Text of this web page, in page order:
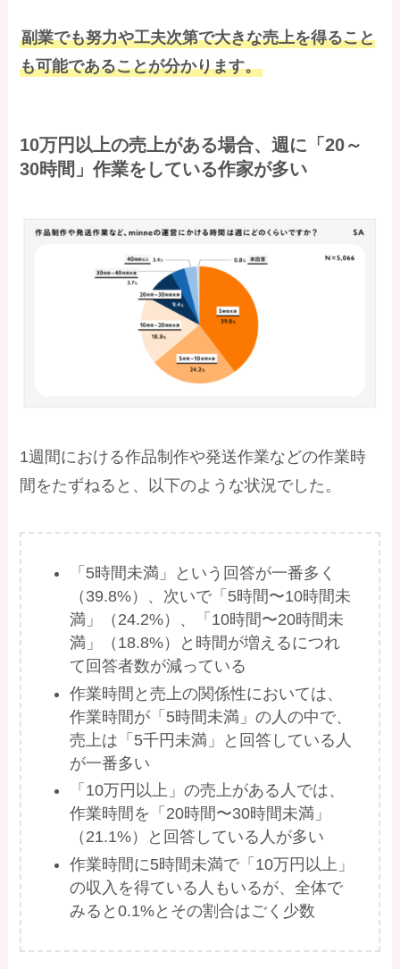
副業でも努力や工夫次第で大きな売上を得ること
も可能であることが分かります。
10万円以上の売上がある場合、週に「20～
30時間」作業をしている作家が多い
1週間における作品制作や発送作業などの作業時
間をたずねると、以下のような状況でした。
「5時間未満」という回答が一番多く
（39.8%）、次いで「5時間〜10時間未
満」（24.2%）、「10時間〜20時間未
満」（18.8%）と時間が増えるにつれ
て回答者数が減っている
作業時間と売上の関係性においては、
作業時間が「5時間未満」の人の中で、
売上は「5千円未満」と回答している人
が一番多い
「10万円以上」の売上がある人では、
作業時間を「20時間〜30時間未満」
（21.1%）と回答している人が多い
作業時間に5時間未満で「10万円以上」
の収入を得ている人もいるが、全体で
みると0.1%とその割合はごく少数